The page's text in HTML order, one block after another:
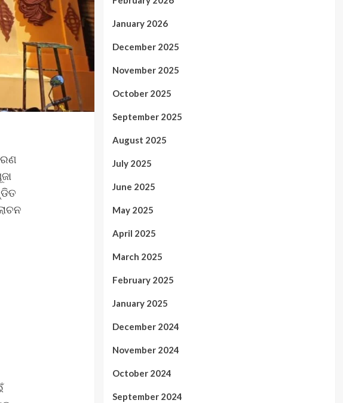
January 2026
December 2025
November 2025
October 2025
September 2025
August 2025
July 2025
June 2025
May 2025
April 2025
March 2025
February 2025
January 2025
December 2024
November 2024
October 2024
September 2024